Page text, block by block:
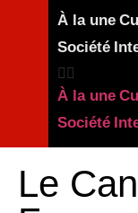
À la une
Société
À la une
Société
Le